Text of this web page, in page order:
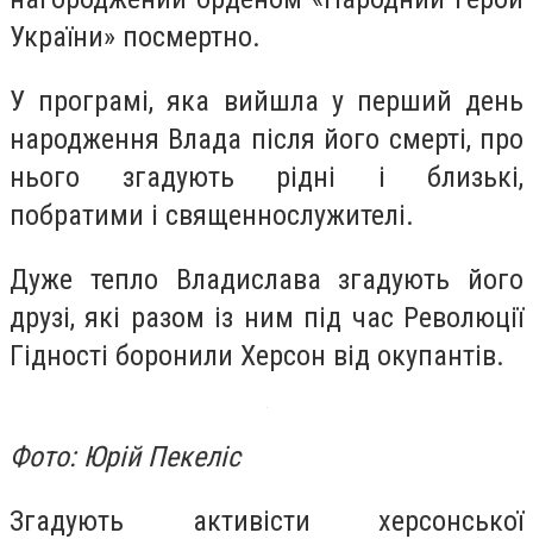
України» посмертно.
У програмі, яка вийшла у перший день
народження Влада після його смерті, про
нього згадують рідні і близькі,
побратими і священнослужителі.
Дуже тепло Владислава згадують його
друзі, які разом із ним під час Революції
Гідності боронили Херсон від окупантів.
Фото: Юрій Пекеліс
Згадують активісти херсонської